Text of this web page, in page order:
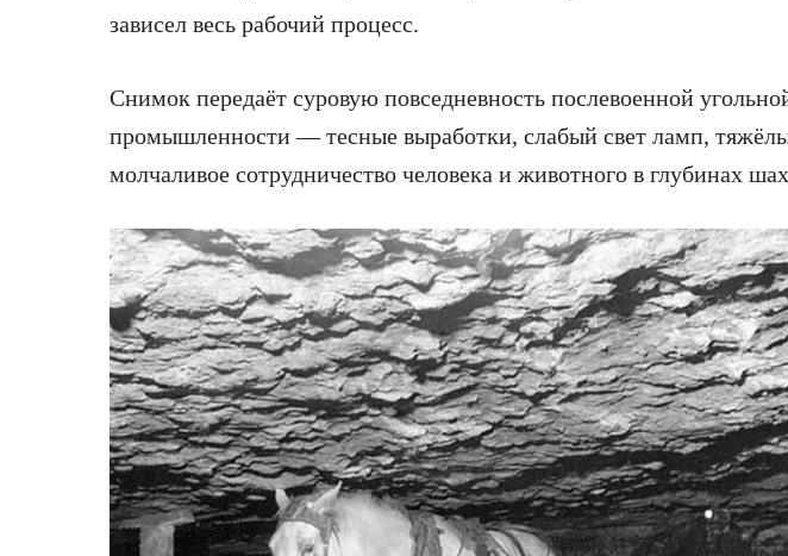
зависел весь рабочий процесс.
Снимок передаёт суровую повседневность послевоенной
промышленности — тесные выработки, слабый свет ламп,
молчаливое сотрудничество человека и животного в глубинах